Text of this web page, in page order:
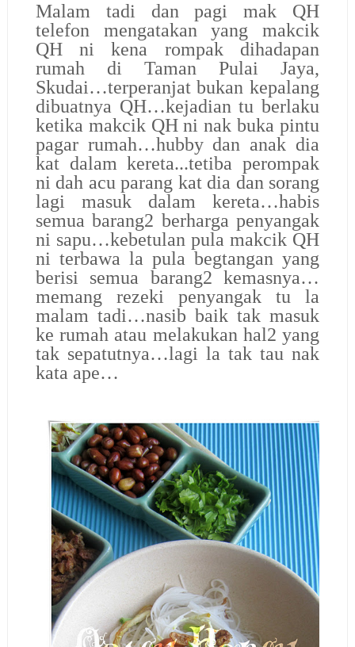
Malam tadi dan pagi mak QH
telefon mengatakan yang makcik
QH ni kena rompak dihadapan
rumah di Taman Pulai Jaya,
Skudai…terperanjat bukan kepalang
dibuatnya QH…kejadian tu berlaku
ketika makcik QH ni nak buka pintu
pagar rumah…hubby dan anak dia
kat dalam kereta...tetiba perompak
ni dah acu parang kat dia dan sorang
lagi masuk dalam kereta…habis
semua barang2 berharga penyangak
ni sapu…kebetulan pula makcik QH
ni terbawa la pula begtangan yang
berisi semua barang2 kemasnya…
memang rezeki penyangak tu la
malam tadi…nasib baik tak masuk
ke rumah atau melakukan hal2 yang
tak sepatutnya…lagi la tak tau nak
kata ape…